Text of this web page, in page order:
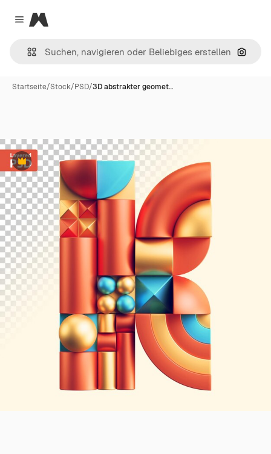
Close menu
Magnific
Nach
Startseite/Stock/PSD/3D abstrakter geomet…
Premium